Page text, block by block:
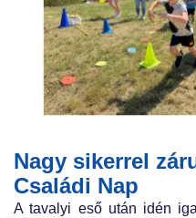
Nagy sikerrel
Családi Nap
A tavalyi eső után idén